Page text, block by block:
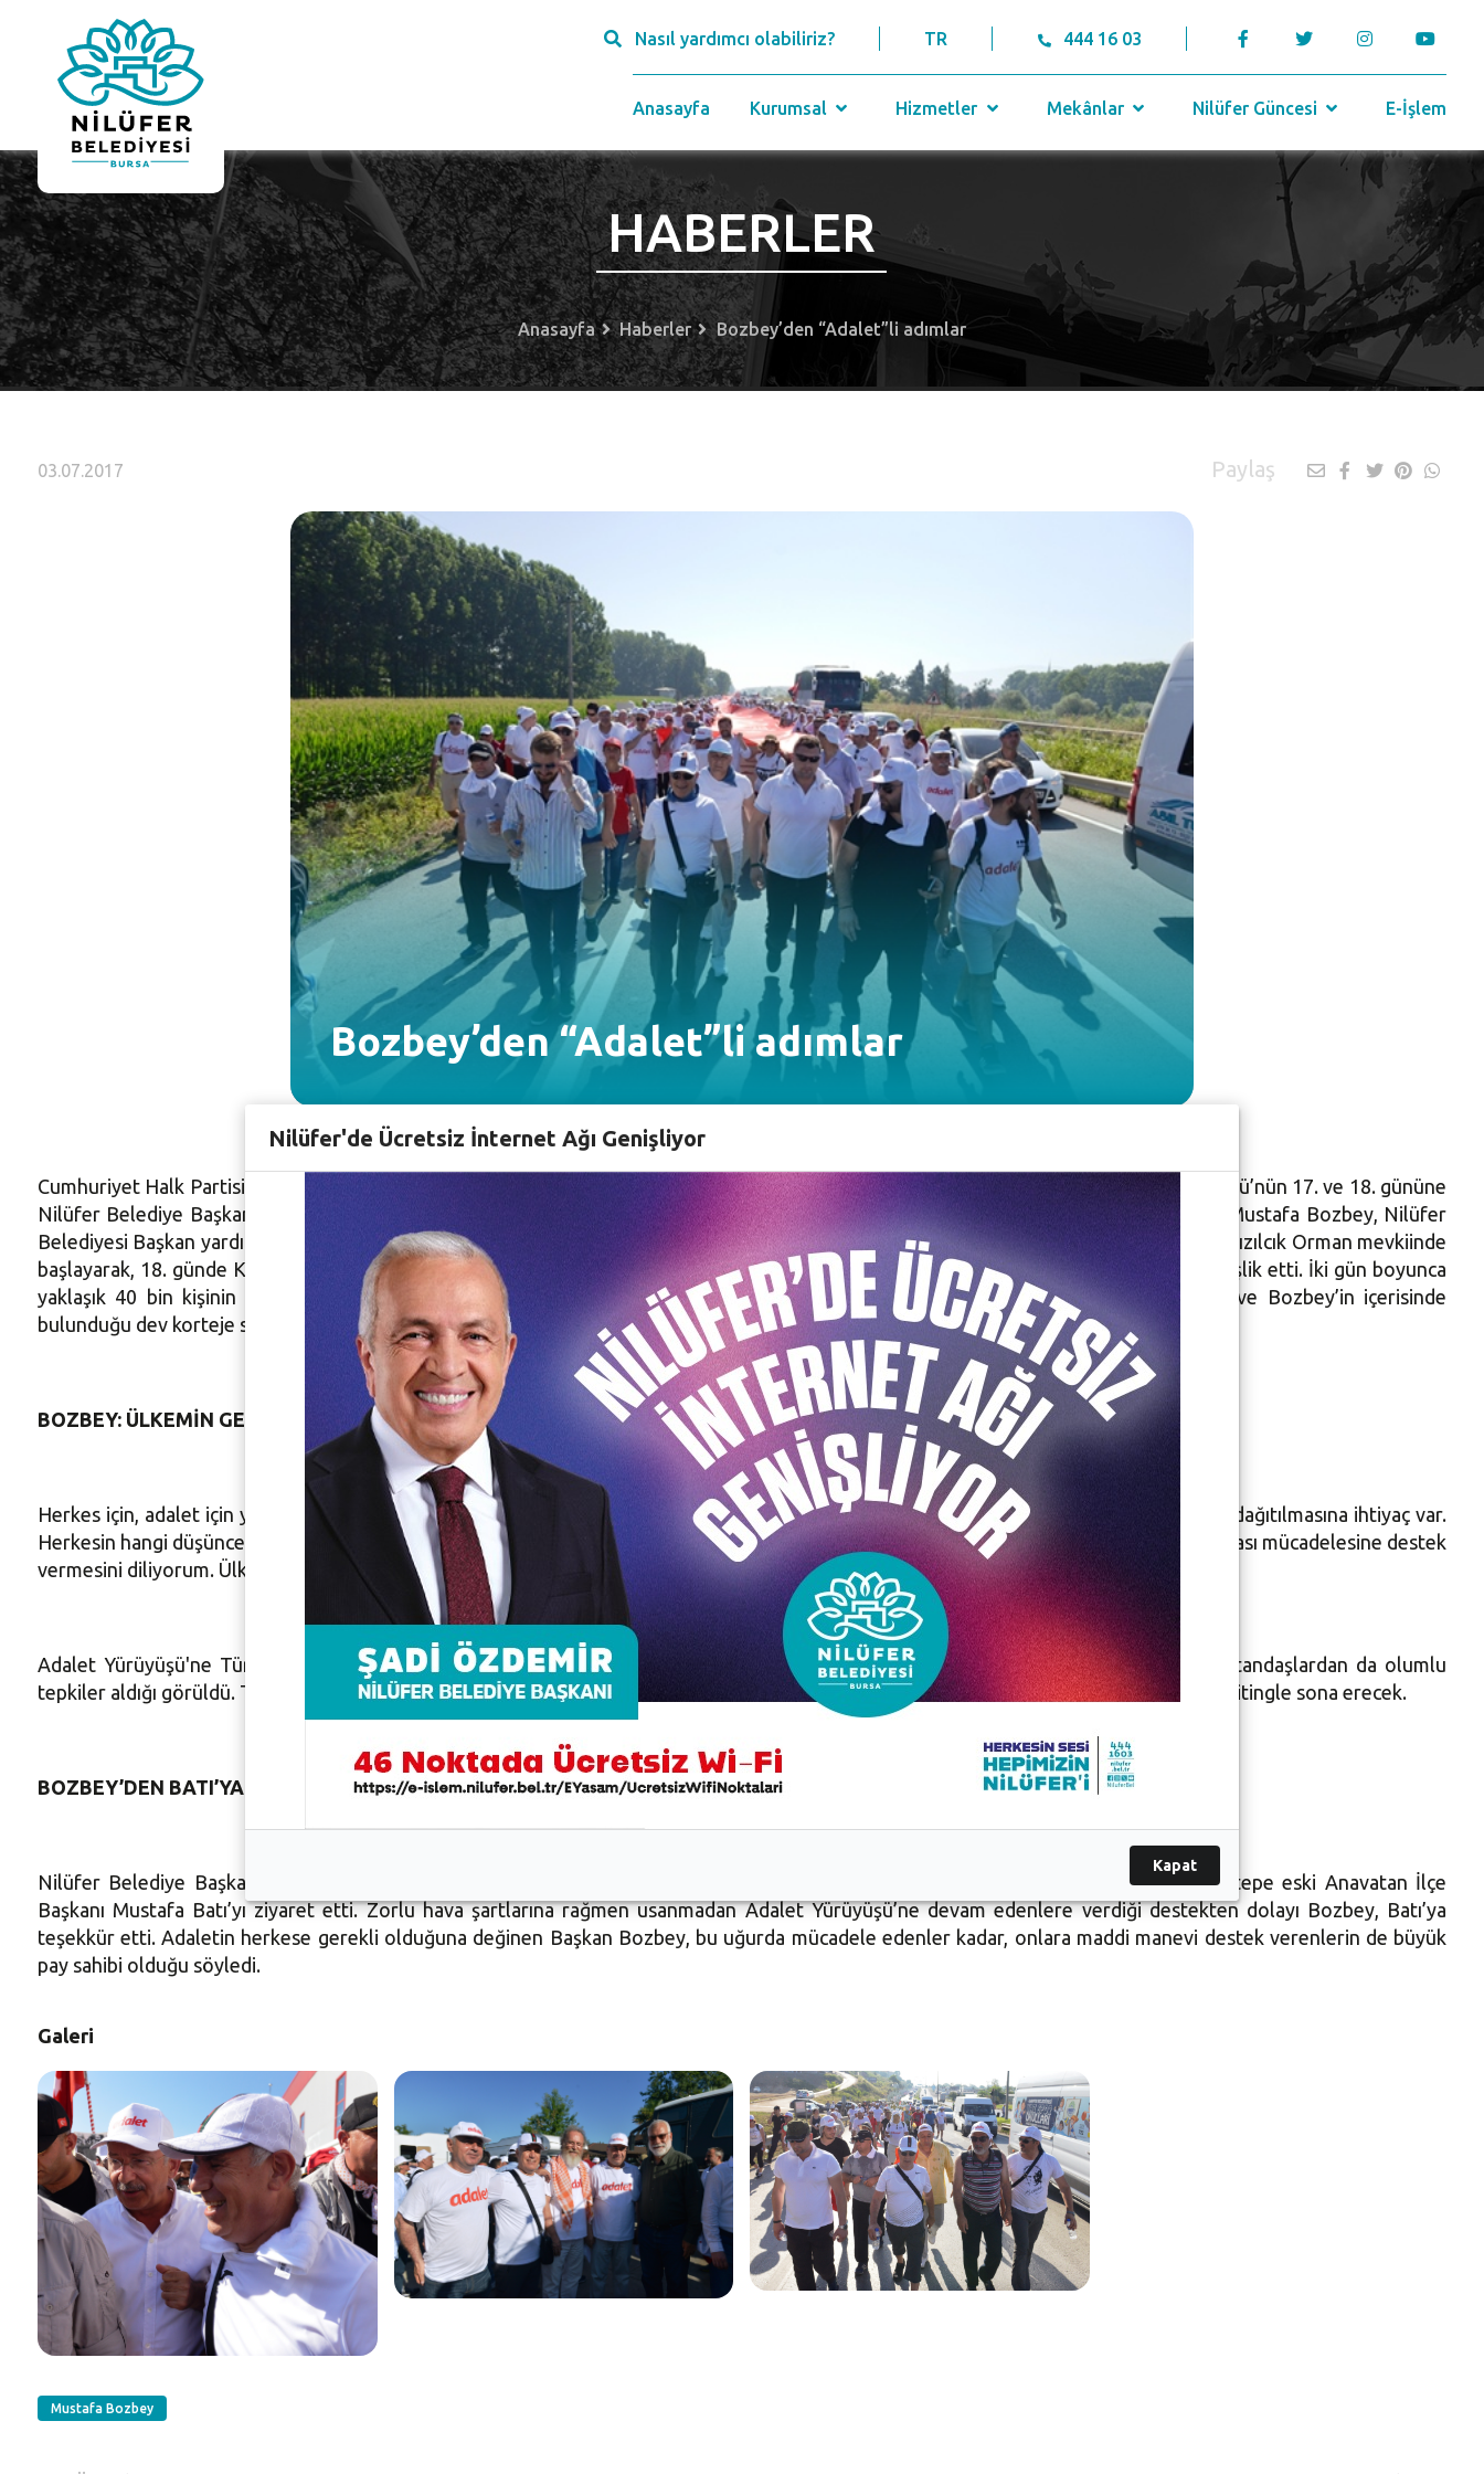
Nasıl yardımcı olabiliriz? TR 444 16 03
Anasayfa Kurumsal Hizmetler Mekânlar Nilüfer Güncesi E-İşlem
HABERLER
Anasayfa Haberler Bozbey’den “Adalet”li adımlar
03.07.2017 Paylaş
Bozbey’den “Adalet”li adımlar
Cumhuriyet Halk Partisi (CHP) Genel Başkanı Kemal Kılıçdaroğlu’nun Ankara’dan başlatarak İstanbul’a doğru devam ettiği Adalet Yürüyüşü’nün 17. ve 18. gününe
Nilüfer Belediye Başkanı Mustafa Bozbey de katıldı. İki gün boyunca dört etap halinde gerçekleşen 32 kilometrelik yürüyüşte Başkan Mustafa Bozbey, Nilüfer
Belediyesi Başkan yardımcıları, Nilüfer Belediyesi Meclis üyeleri de Kılıçdaroğlu’nu yalnız bırakmadı. Bozbey ve ekibi 17. günde Sakarya Kızılcık Orman mevkiinde
başlayarak, 18. günde Kocaeli'nin Kartepe İlçesi Eşme Mahallesi'ne kadar devam eden güzergahta ‘Adalet’ sloganları atarak kalabalığa eşlik etti. İki gün boyunca
yaklaşık 40 bin kişinin katıldığı yürüyüşte ‘Adalet’ sloganları yeri göğü inletti. Yürüyüş güzergahında bulunan halk da Kılıçdaroğlu ve Bozbey’in içerisinde
bulunduğu dev korteje sevgi gösterilerinde bulunarak destek verdi.
BOZBEY: ÜLKEMİN GELECEĞİ İÇİN ADALET
Herkes için, adalet için yürüdüklerini ifade eden Nilüfer Belediye Başkanı Mustafa Bozbey, “Ülkemizde herkese eşit bir şekilde adaletin dağıtılmasına ihtiyaç var.
Herkesin hangi düşünceye, fikre, siyasal yapıya sahip olursa olsun mutlaka adalet yürüyüşüne ve adaletin herkese eşit bir şekilde dağıtılması mücadelesine destek
vermesini diliyorum. Ülkemin geleceği için, herkes için adalet” dedi.
Adalet Yürüyüşü'ne Türkiye'nin ve dünyanın dört bir yanından destek gelirken, Kılıçdaroğlu'nun yürüyüş güzergahında karşılaştığı vatandaşlardan da olumlu
tepkiler aldığı görüldü. Toplam 25 gün sürecek 432 kilometrelik yürüyüş 9 Temmuz Pazar günü saat 16.00'da Maltepe'de düzenlenecek mitingle sona erecek.
BOZBEY’DEN BATI’YA TEŞEKKÜR ZİYARETİ
Nilüfer Belediye Başkanı Mustafa Bozbey yürüyüş sırasında Eşme’de evinin bahçesini yürüyüşe katılanlara açarak destek veren Kartepe eski Anavatan İlçe
Başkanı Mustafa Batı’yı ziyaret etti. Zorlu hava şartlarına rağmen usanmadan Adalet Yürüyüşü’ne devam edenlere verdiği destekten dolayı Bozbey, Batı’ya
teşekkür etti. Adaletin herkese gerekli olduğuna değinen Başkan Bozbey, bu uğurda mücadele edenler kadar, onlara maddi manevi destek verenlerin de büyük
pay sahibi olduğu söyledi.
Galeri
Mustafa Bozbey
Nilüfer'de Ücretsiz İnternet Ağı Genişliyor
Kapat